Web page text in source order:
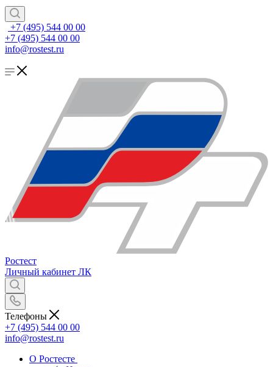
+7 (495) 544 00 00
+7 (495) 544 00 00
info@rostest.ru
Ростест
Личный кабинет ЛК
Телефоны
+7 (495) 544 00 00
info@rostest.ru
О Ростесте